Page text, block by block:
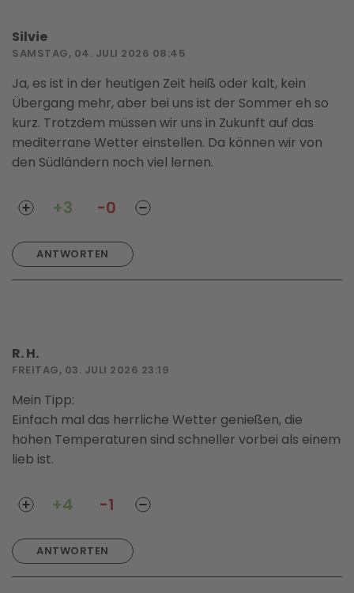
Silvie
SAMSTAG, 04. JULI 2026 08:45
Ja, es ist in der heutigen Zeit heiß oder kalt, kein
Übergang mehr, aber bei uns ist der Sommer eh so
kurz. Trotzdem müssen wir uns in Zukunft auf das
mediterrane Wetter einstellen. Da können wir von
den Südländern noch viel lernen.
ANTWORTEN
+3 -0
R. H.
FREITAG, 03. JULI 2026 23:19
Mein Tipp:
Einfach mal das herrliche Wetter genießen, die
hohen Temperaturen sind schneller vorbei als einem
lieb ist.
ANTWORTEN
+4 -1